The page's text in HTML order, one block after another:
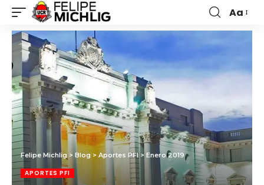
Aa
Felipe Michlig > Blog > Aportes PFI> Enero 2019
APORTES PFI